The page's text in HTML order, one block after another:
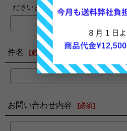
ださいませ。
件名 [必須]
お問い合わせ内容 [必須]